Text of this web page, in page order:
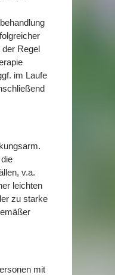
Regel
im Laufe
v.a.
leichten
zu starke
mit